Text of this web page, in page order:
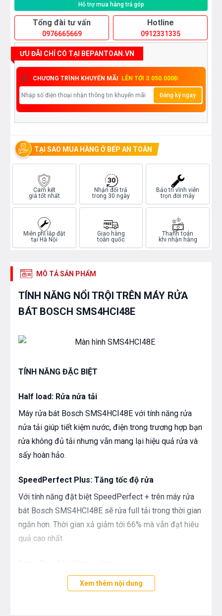
Hỗ trợ mua hàng trả góp
Tổng đài tư vấn
0976665669
Hotline
0912331335
ƯU ĐÃI CHỈ CÓ TẠI BEPANTOAN.VN
CHƯƠNG TRÌNH KHUYẾN MÃI LÊN TỚI 3.050.000Đ
Đăng ký ngay
TẠI SAO MUA HÀNG Ở BẾP AN TOÀN
Cam kết
giá tốt nhất
Nhận đổi trả
trong 30 ngày
Bảo trì vĩnh viễn
trọn đời máy
Miễn phí lắp đặt
tại Hà Nội
Giao hàng
toàn quốc
Thanh toán
khi nhận hàng
MÔ TẢ SẢN PHẨM
TÍNH NĂNG NỔI TRỘI TRÊN MÁY RỬA
BÁT BOSCH SMS4HCI48E
TÍNH NĂNG ĐẶC BIỆT
Half load: Rửa nửa tải
Máy rửa bát Bosch SMS4HCI48E với tính năng rửa
nửa tải giúp tiết kiệm nước, điện trong trương hợp bạn
rửa không đủ tải nhưng vẫn mang lại hiệu quả rửa và
sấy hoàn hảo.
SpeedPerfect Plus: Tăng tốc độ rửa
Với tính năng đặt biệt SpeedPerfect + trên máy rửa
bát Bosch SMS4HCI48E sẽ rửa full tải trong thời gian
ngắn hơn. Thời gian xả giảm tới 66% mà vẫn đạt hiêu
quả cao nhất.
Chương trình diệt khuẩn của SMS4HCI48E sẽ tăng
nhiệt độ ở chu trình xả cuối cùng lên 70ºC và kéo dài
Xem thêm nội dung